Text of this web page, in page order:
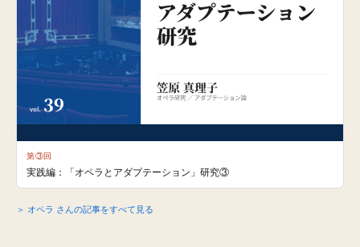
第③回
実践編：「オペラとアダプテーション」研究③
＞ オペラ さんの記事をすべて見る